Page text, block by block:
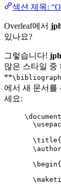
섹션 제목:
Overleaf에서
있나요?
그렇습니다!
많은 스타일 중
**
에서 새 문서를
세요:
\title
\author
\begin{